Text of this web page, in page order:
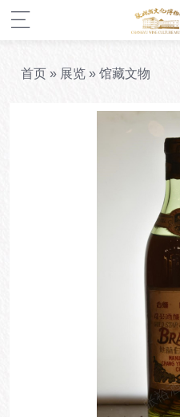
首页 » 展览 » 馆藏文物